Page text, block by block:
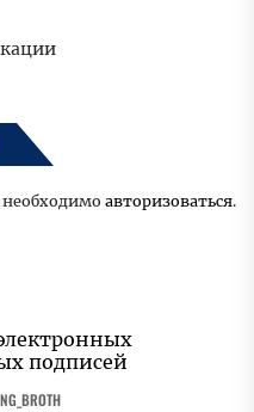
авторизоваться.
подписей